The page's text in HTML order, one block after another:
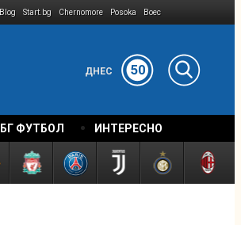
Blog Start.bg Chernomore Posoka Boec
ДНЕС 50
БГ ФУТБОЛ ИНТЕРЕСНО